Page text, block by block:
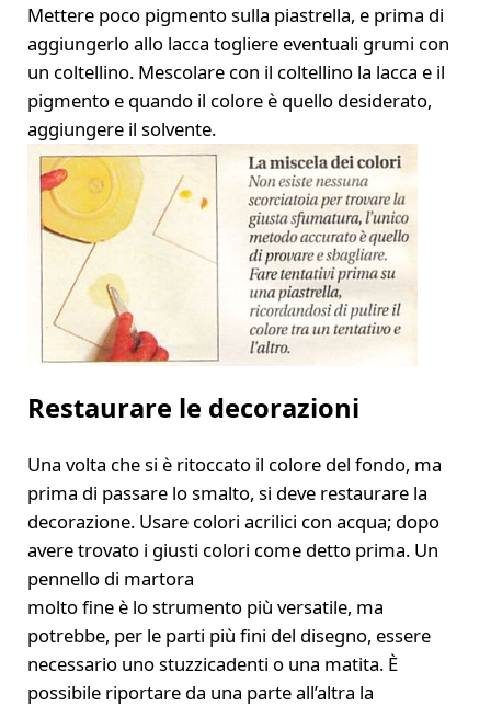
Mettere poco pigmento sulla piastrella, e prima di
aggiungerlo allo lacca togliere eventuali grumi con
un coltellino. Mescolare con il coltellino la lacca e il
pigmento e quando il colore è quello desiderato,
aggiungere il solvente.
Restaurare le decorazioni
Una volta che si è ritoccato il colore del fondo, ma
prima di passare lo smalto, si deve restaurare la
decorazione. Usare colori acrilici con acqua; dopo
avere trovato i giusti colori come detto prima. Un
pennello di martora
molto fine è lo strumento più versatile, ma
potrebbe, per le parti più fini del disegno, essere
necessario uno stuzzicadenti o una matita. È
possibile riportare da una parte all’altra la